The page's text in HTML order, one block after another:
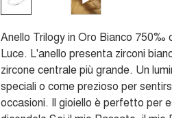
Anello Trilogy in Oro Bianco 750‰
Luce. L'anello presenta zirconi
zircone centrale più grande. Un
speciali o come prezioso per
occasioni. Il gioiello è perfetto per